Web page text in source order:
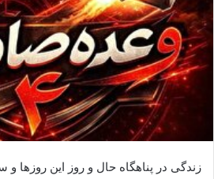
زندگی در پناهگاه‌ حال و روز این